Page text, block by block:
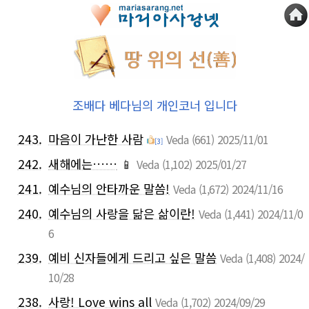
조배다 베다님의 개인코너 입니다
243. 마음이 가난한 사람 [3] Veda (661) 2025/11/01
242. 새해에는…… 📱 Veda (1,102) 2025/01/27
241. 예수님의 안타까운 말씀! Veda (1,672) 2024/11/16
240. 예수님의 사랑을 닮은 삶이란! Veda (1,441) 2024/11/0
6
239. 예비 신자들에게 드리고 싶은 말씀 Veda (1,408) 2024/
10/28
238. 사랑! Love wins all Veda (1,702) 2024/09/29